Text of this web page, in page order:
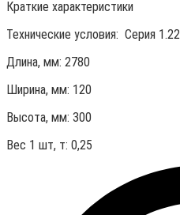
Краткие характеристики
Технические условия: Серия
Длина, мм: 2780
Ширина, мм: 120
Высота, мм: 300
Вес 1 шт, т: 0,25